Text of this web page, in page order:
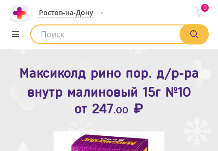
Ростов-на-Дону
0
Список аптек
Максиколд рино пор. д/р-ра
внутр малиновый 15г №10
от 247.00 ₽
Зодак таб. п.п.о. 10мг №10
от109.80 ₽